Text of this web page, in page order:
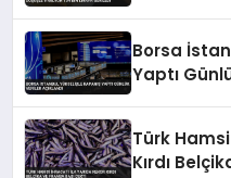
Borsa
Yaptı
Türk
Kırdı